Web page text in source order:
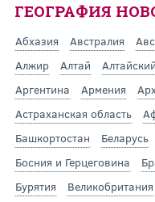
ГЕОГРАФИЯ
Абхазия Австралия
Алжир
Алтай
Аргентина
Армения
Астраханская область
Башкортостан
Беларусь
Босния и Герцеговина
Бурятия
Великобритания